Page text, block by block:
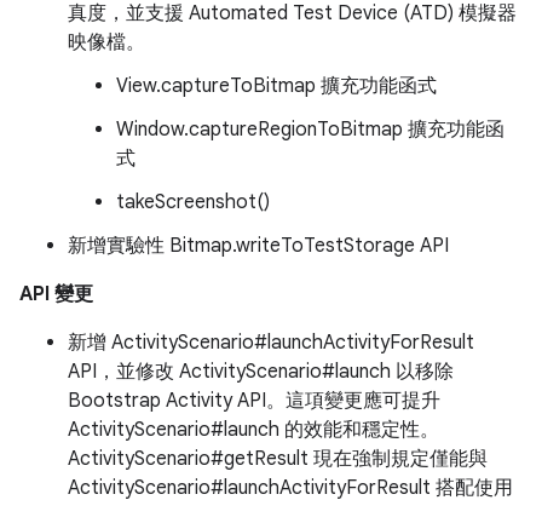
真度，並支援 Automated Test Device (ATD) 模擬器
映像檔。
View.captureToBitmap 擴充功能函式
Window.captureRegionToBitmap 擴充功能函
式
takeScreenshot()
新增實驗性 Bitmap.writeToTestStorage API
API 變更
新增 ActivityScenario#launchActivityForResult
API，並修改 ActivityScenario#launch 以移除
Bootstrap Activity API。這項變更應可提升
ActivityScenario#launch 的效能和穩定性。
ActivityScenario#getResult 現在強制規定僅能與
ActivityScenario#launchActivityForResult 搭配使用